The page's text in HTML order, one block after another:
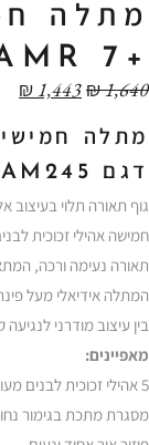
מתלה
+AMR 7
₪1,640
₪1,443
מתלה
דגם AM245
גוף תאורה תלוי בעיצוב
חמישה אהילי זכוכית
תאורה נעימה ורכה,
המתלה אידיאלי מעל
בין עיצוב מודרני
מאפיינים:
5 אהילי זכוכית לבנים מעוצבים
מסגרת מתכת בגימור